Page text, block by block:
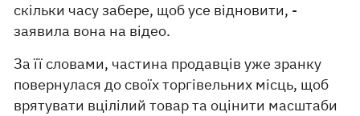
скільки часу забере, щоб усе відновити, -
заявила вона на відео.
За її словами, частина продавців уже зранку
повернулася до своїх торгівельних місць, щоб
врятувати вцілілий товар та оцінити масштаби